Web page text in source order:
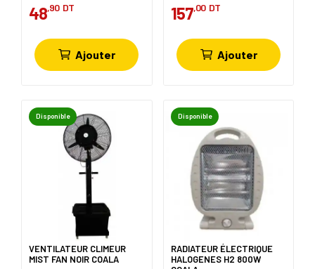
48,90 DT
Ajouter
157,00 DT
Ajouter
Disponible
VENTILATEUR CLIMEUR
MIST FAN NOIR COALA
Disponible
RADIATEUR ÉLECTRIQUE
HALOGENES H2 800W